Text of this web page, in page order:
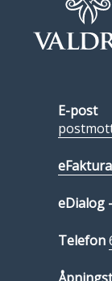
E-post
eFaktura
eDialog -
Telefon